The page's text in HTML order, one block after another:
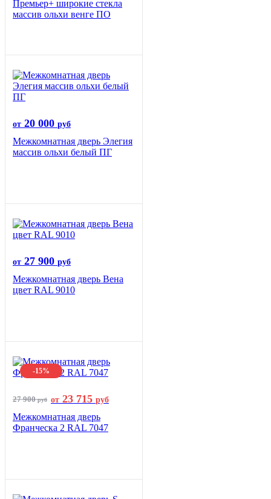
Премьер+ широкие стекла
массив ольхи венге ПО
от 20 000 руб
Межкомнатная дверь Элегия
массив ольхи белый ПГ
от 27 900 руб
Межкомнатная дверь Вена
цвет RAL 9010
-15%
27 900руб от 23 715 руб
Межкомнатная дверь
Франческа 2 RAL 7047